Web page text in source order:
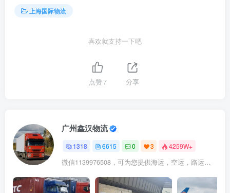
上海国际物流
喜欢就支持一下吧
点赞7 分享
广州鑫汉物流
1318 6615 0 3 4259W+
微信1139976508，可为您提供海运，空运，路运，铁路运输